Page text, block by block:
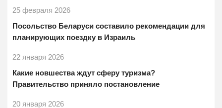
25 февраля 2026
Посольство Беларуси составило рекомендации для
планирующих поездку в Израиль
22 января 2026
Какие новшества ждут сферу туризма?
Правительство приняло постановление
20 января 2026